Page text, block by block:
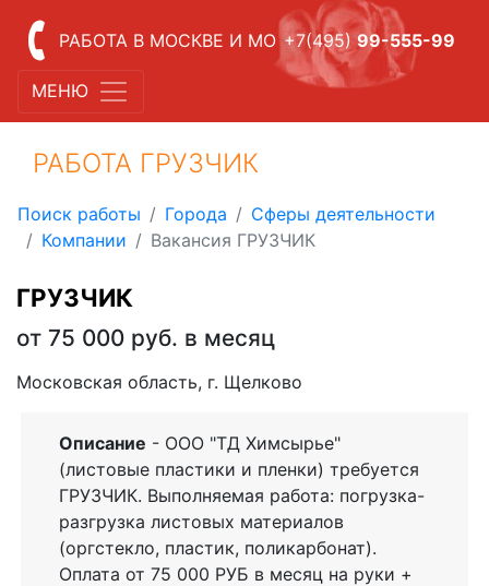
РАБОТА В МОСКВЕ И МО +7(495) 99-555-99
МЕНЮ
РАБОТА ГРУЗЧИК
Поиск работы Города
Сферы деятельности
Компании
Вакансия ГРУЗЧИК
ГРУЗЧИК
от 75 000 руб. в месяц
Московская область, г. Щелково
Описание - ООО "ТД Химсырье"
(листовые пластики и пленки) требуется
ГРУЗЧИК. Выполняемая работа: погрузка-
разгрузка листовых материалов
(оргстекло, пластик, поликарбонат).
Оплата от 75 000 РУБ в месяц на руки +